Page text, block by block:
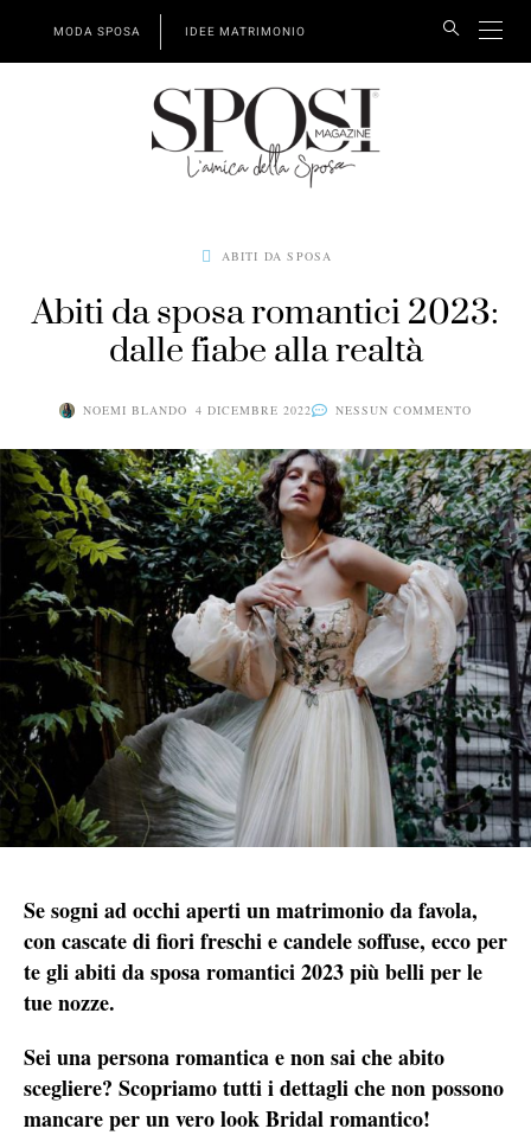
MODA SPOSA IDEE MATRIMONIO
ABITI DA SPOSA
Abiti da sposa romantici 2023:
dalle fiabe alla realtà
NOEMI BLANDO 4 DICEMBRE 2022 NESSUN COMMENTO
Se sogni ad occhi aperti un matrimonio da favola,
con cascate di fiori freschi e candele soffuse, ecco per
te gli abiti da sposa romantici 2023 più belli per le
tue nozze.
Sei una persona romantica e non sai che abito
scegliere? Scopriamo tutti i dettagli che non possono
mancare per un vero look Bridal romantico!